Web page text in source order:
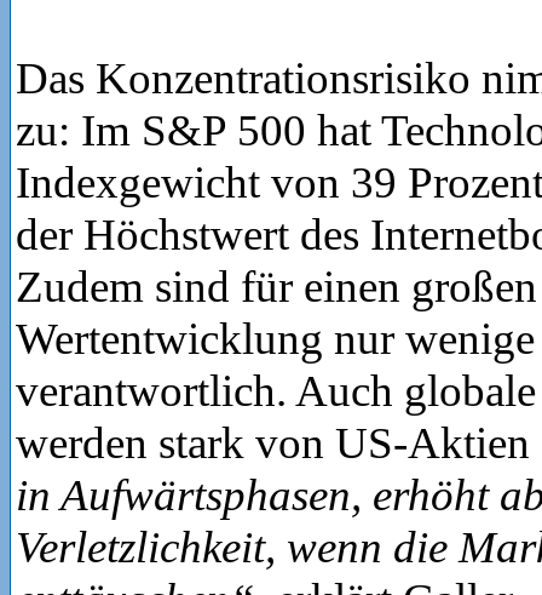
Das Konzentrationsrisiko
zu: Im S&P 500 hat
Indexgewicht von 39
der Höchstwert des
Zudem sind für einen
Wertentwicklung nur
verantwortlich. Auch
werden stark von US-
in Aufwärtsphasen, erhöht
Verletzlichkeit, wenn die